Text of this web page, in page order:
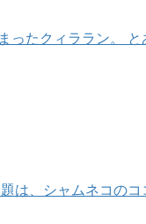
たクィララン。
は、シャムネコの